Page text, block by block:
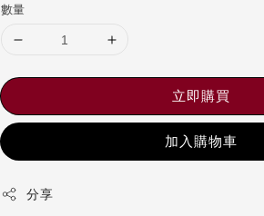
數量
立即購買
加入購物車
分享